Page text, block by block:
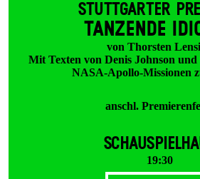
STUTTGARTER
TANZENDE
von Thorsten
Mit Texten von Denis Johnson
NASA-Apollo-Missionen
anschl.
19:30